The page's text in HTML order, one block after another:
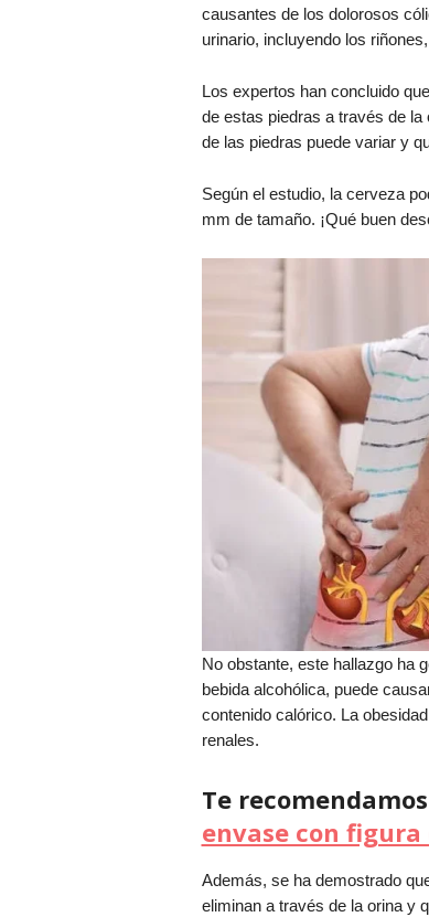
causantes de los dolorosos
urinario, incluyendo los
Los expertos han concluido
de estas piedras a través de
de las piedras puede variar y
Según el estudio, la cerveza
mm de tamaño. ¡Qué buen
No obstante, este hallazgo ha
bebida alcohólica, puede
contenido calórico. La
renales.
Te
envase con figura
Además, se ha demostrado
eliminan a través de la orina y